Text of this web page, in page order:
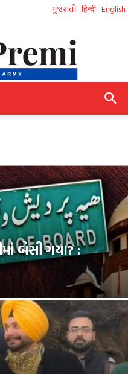
ગુજરાતી हिन्दी English
બેસી ગયા? :